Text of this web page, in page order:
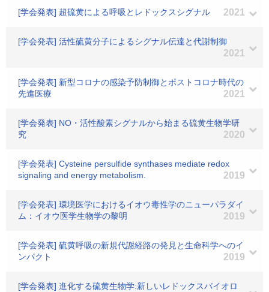
[学会発表] 超硫黄による呼吸とレドックスシグナル 2021
[学会発表] 活性硫黄分子によるシグナル伝達と代謝制御
2021
[学会発表] 新型コロナの感染予防制御とポストコロナ時代の
先進医療
2021
[学会発表] NO・活性酸素シグナルから始まる硫黄生物学研
究
2020
[学会発表] Cysteine persulfide synthases mediate redox
signaling and energy metabolism.
2019
[学会発表] 環境医学におけるイオウ毒性学のニューパラダイ
ム：イオウ医学生物学の黎明
2019
[学会発表] 硫黄呼吸の新規代謝経路の発見と生命科学へのイ
ンパクト
2019
[学会発表] 進化する硫黄生物学:新しいレドックスバイオロ